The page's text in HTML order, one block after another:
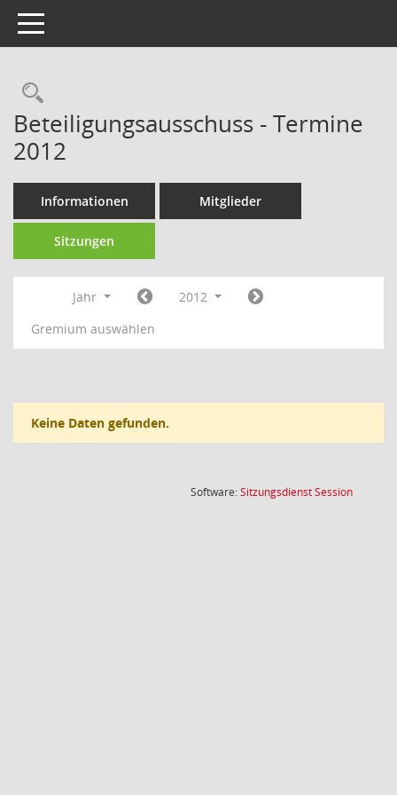
Toggle navigation
Rechercheauswahl
Beteiligungsausschuss - Termine
2012
Informationen Mitglieder
Sitzungen
Jahr
2012
Gremium auswählen
Keine Daten gefunden.
Software:SitzungsdienstSession(Wird in